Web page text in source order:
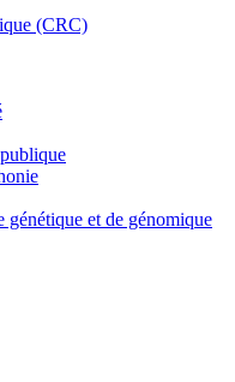
(CRC)
génétique et de génomique